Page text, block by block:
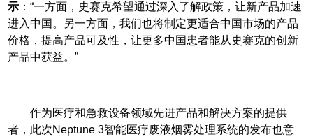
示 ：“一方面，史赛克希望通过深入了解政策，让新产品加速
进入中国。另一方面，我们也将制定更适合中国市场的产品
价格，提高产品可及性，让更多中国患者能从史赛克的创新
产品中获益。”
作为医疗和急救设备领域先进产品和解决方案的提供
者，此次Neptune 3智能医疗废液烟雾处理系统的发布也意